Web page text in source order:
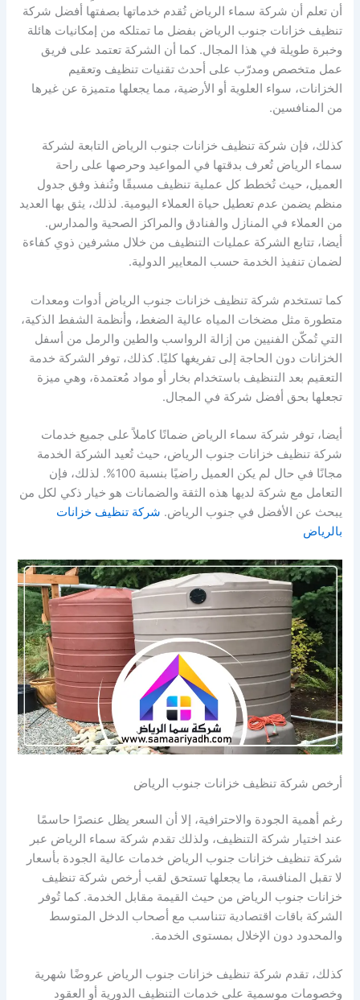
أن تعلم أن شركة سماء الرياض تُقدم خدماتها بصفتها أفضل شركة
تنظيف خزانات جنوب الرياض بفضل ما تمتلكه من إمكانيات هائلة
وخبرة طويلة في هذا المجال. كما أن الشركة تعتمد على فريق
عمل متخصص ومدرّب على أحدث تقنيات تنظيف وتعقيم
الخزانات، سواء العلوية أو الأرضية، مما يجعلها متميزة عن غيرها
من المنافسين.
كذلك، فإن شركة تنظيف خزانات جنوب الرياض التابعة لشركة
سماء الرياض تُعرف بدقتها في المواعيد وحرصها على راحة
العميل، حيث تُخطط كل عملية تنظيف مسبقًا وتُنفذ وفق جدول
منظم يضمن عدم تعطيل حياة العملاء اليومية. لذلك، يثق بها العديد
من العملاء في المنازل والفنادق والمراكز الصحية والمدارس.
أيضا، تتابع الشركة عمليات التنظيف من خلال مشرفين ذوي كفاءة
لضمان تنفيذ الخدمة حسب المعايير الدولية.
كما تستخدم شركة تنظيف خزانات جنوب الرياض أدوات ومعدات
متطورة مثل مضخات المياه عالية الضغط، وأنظمة الشفط الذكية،
التي تُمكّن الفنيين من إزالة الرواسب والطين والرمل من أسفل
الخزانات دون الحاجة إلى تفريغها كليًا. كذلك، توفر الشركة خدمة
التعقيم بعد التنظيف باستخدام بخار أو مواد مُعتمدة، وهي ميزة
تجعلها بحق أفضل شركة في المجال.
أيضا، توفر شركة سماء الرياض ضمانًا كاملاً على جميع خدمات
شركة تنظيف خزانات جنوب الرياض، حيث تُعيد الشركة الخدمة
مجانًا في حال لم يكن العميل راضيًا بنسبة 100%. لذلك، فإن
التعامل مع شركة لديها هذه الثقة والضمانات هو خيار ذكي لكل من
يبحث عن الأفضل في جنوب الرياض. شركة تنظيف خزانات
بالرياض
أرخص شركة تنظيف خزانات جنوب الرياض
رغم أهمية الجودة والاحترافية، إلا أن السعر يظل عنصرًا حاسمًا
عند اختيار شركة التنظيف، ولذلك تقدم شركة سماء الرياض عبر
شركة تنظيف خزانات جنوب الرياض خدمات عالية الجودة بأسعار
لا تقبل المنافسة، ما يجعلها تستحق لقب أرخص شركة تنظيف
خزانات جنوب الرياض من حيث القيمة مقابل الخدمة. كما تُوفر
الشركة باقات اقتصادية تتناسب مع أصحاب الدخل المتوسط
والمحدود دون الإخلال بمستوى الخدمة.
كذلك، تقدم شركة تنظيف خزانات جنوب الرياض عروضًا شهرية
وخصومات موسمية على خدمات التنظيف الدورية أو العقود